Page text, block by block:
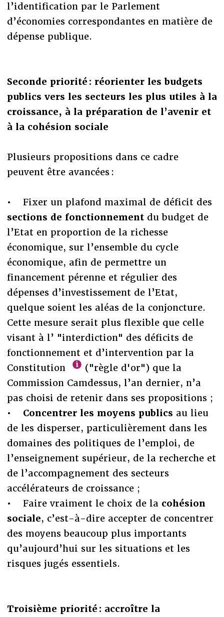
l’identification par le Parlement
d’économies correspondantes en matière de
dépense publique.
Seconde priorité : réorienter les budgets
publics vers les secteurs les plus utiles à la
croissance, à la préparation de l’avenir et
à la cohésion sociale
Plusieurs propositions dans ce cadre
peuvent être avancées :
• Fixer un plafond maximal de déficit des
sections de fonctionnement du budget de
l’Etat en proportion de la richesse
économique, sur l’ensemble du cycle
économique, afin de permettre un
financement pérenne et régulier des
dépenses d’investissement de l’Etat,
quelque soient les aléas de la conjoncture.
Cette mesure serait plus flexible que celle
visant à l’ "interdiction" des déficits de
fonctionnement et d’intervention par la
Constitution
("règle d'or") que la
Commission Camdessus, l’an dernier, n’a
pas choisi de retenir dans ses propositions ;
• Concentrer les moyens publics au lieu
de les disperser, particulièrement dans les
domaines des politiques de l’emploi, de
l’enseignement supérieur, de la recherche et
de l’accompagnement des secteurs
accélérateurs de croissance ;
• Faire vraiment le choix de la cohésion
sociale, c’est-à-dire accepter de concentrer
des moyens beaucoup plus importants
qu’aujourd’hui sur les situations et les
risques jugés essentiels.
Troisième priorité : accroître la